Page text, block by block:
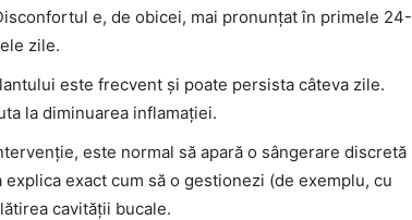
e, de obicei, mai pronunțat în primele 24-
zile.
este frecvent și poate persista câteva zile.
la diminuarea inflamației.
este normal să apară o sângerare discretă
exact cum să o gestionezi (de exemplu, cu
cavității bucale.